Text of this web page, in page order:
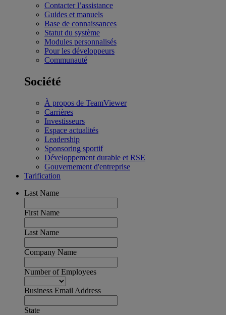
Contacter l’assistance
Guides et manuels
Base de connaissances
Statut du système
Modules personnalisés
Pour les développeurs
Communauté
Société
À propos de TeamViewer
Carrières
Investisseurs
Espace actualités
Leadership
Sponsoring sportif
Développement durable et RSE
Gouvernement d'entreprise
Tarification
Last Name
First Name
Last Name
Company Name
Number of Employees
Business Email Address
State